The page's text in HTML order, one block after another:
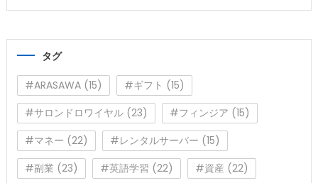
テ
タグ
#ARASAWA(15) #ギフト (15)
#サロンドロワイヤル(23) #フィンジア (15)
#マネー (22) #レンタルサーバー (15)
#副業 (23) #英語学習 (22) #資産 (22)